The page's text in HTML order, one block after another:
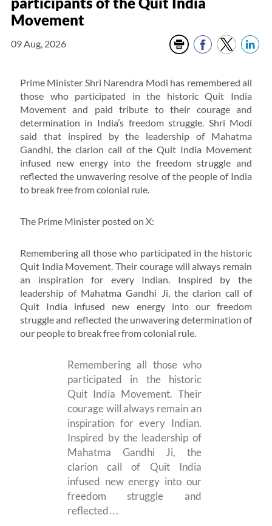
Movement
09 Aug, 2026
Prime Minister Shri Narendra Modi has remembered all
those who participated in the historic Quit India
Movement and paid tribute to their courage and
determination in India’s freedom struggle. Shri Modi
said that inspired by the leadership of Mahatma
Gandhi, the clarion call of the Quit India Movement
infused new energy into the freedom struggle and
reflected the unwavering resolve of the people of India
to break free from colonial rule.
The Prime Minister posted on X:
Remembering all those who participated in the historic
Quit India Movement. Their courage will always remain
an inspiration for every Indian. Inspired by the
leadership of Mahatma Gandhi Ji, the clarion call of
Quit India infused new energy into our freedom
struggle and reflected the unwavering determination of
our people to break free from colonial rule.
Remembering all those who
participated in the historic
Quit India Movement. Their
courage will always remain an
inspiration for every Indian.
Inspired by the leadership of
Mahatma Gandhi Ji, the
clarion call of Quit India
infused new energy into our
freedom struggle and
reflected…